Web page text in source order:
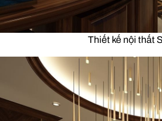
Thiết kế nội thất